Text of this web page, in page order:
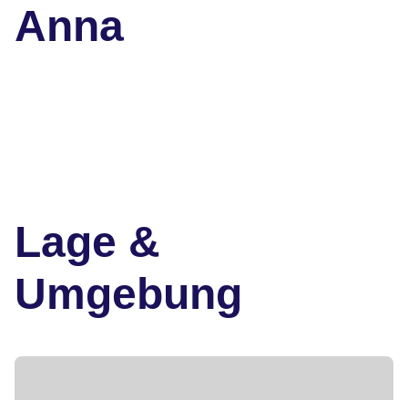
Anna
Lage &
Umgebung